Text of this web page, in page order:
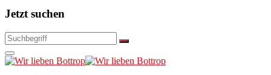
Jetzt suchen